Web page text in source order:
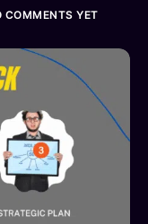
COMMENTS YET